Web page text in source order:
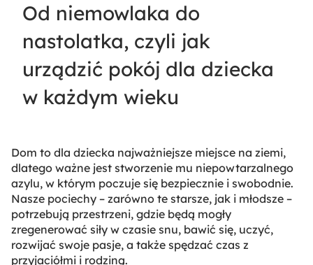
Od niemowlaka do
nastolatka, czyli jak
urządzić pokój dla dziecka
w każdym wieku
Dom to dla dziecka najważniejsze miejsce na ziemi,
dlatego ważne jest stworzenie mu niepowtarzalnego
azylu, w którym poczuje się bezpiecznie i swobodnie.
Nasze pociechy – zarówno te starsze, jak i młodsze –
potrzebują przestrzeni, gdzie będą mogły
zregenerować siły w czasie snu, bawić się, uczyć,
rozwijać swoje pasje, a także spędzać czas z
przyjaciółmi i rodziną.